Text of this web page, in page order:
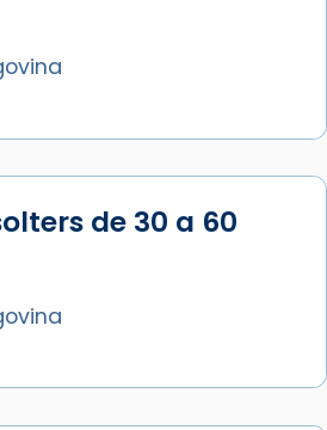
de 30 a 60